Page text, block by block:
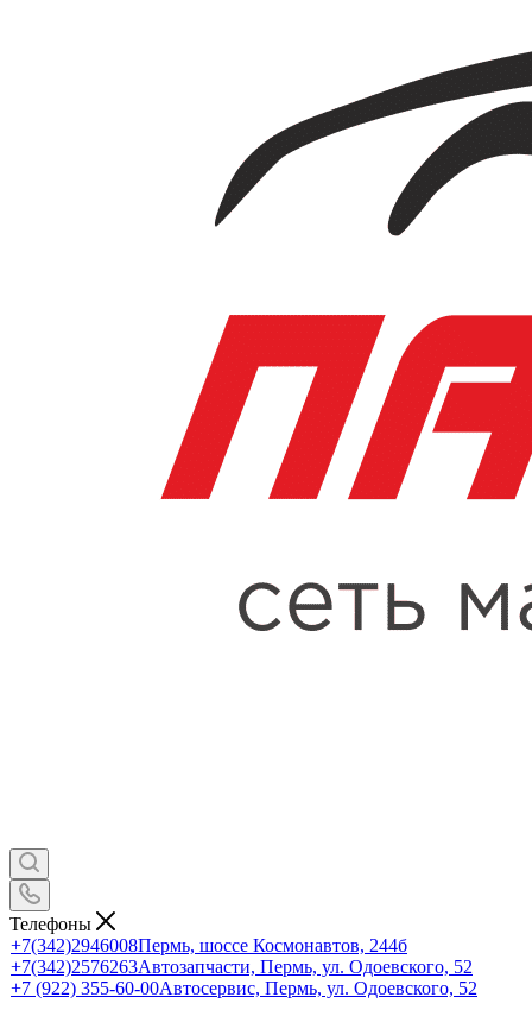
Телефоны
+7(342)2946008Пермь, шоссе Космонавтов, 244б
+7(342)2576263Автозапчасти, Пермь, ул. Одоевского, 52
+7 (922) 355-60-00Автосервис, Пермь, ул. Одоевского, 52